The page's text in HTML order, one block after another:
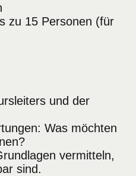
zu 15 Personen (für
und der
Was möchten
vermitteln,
sind.